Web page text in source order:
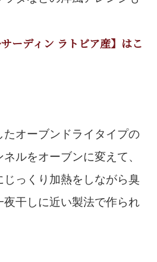
ーディン ラトビア産】はこ
オーブンドライタイプの
ルをオーブンに変えて、
っくり加熱をしながら臭
干しに近い製法で作られ